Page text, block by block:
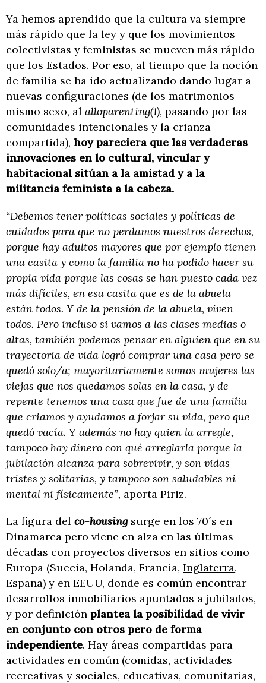
Ya hemos aprendido que la cultura va siempre
más rápido que la ley y que los movimientos
colectivistas y feministas se mueven más rápido
que los Estados. Por eso, al tiempo que la noción
de familia se ha ido actualizando dando lugar a
nuevas configuraciones (de los matrimonios
mismo sexo, al alloparenting(1), pasando por las
comunidades intencionales y la crianza
compartida), hoy pareciera que las verdaderas
innovaciones en lo cultural, vincular y
habitacional sitúan a la amistad y a la
militancia feminista a la cabeza.
“Debemos tener políticas sociales y políticas de
cuidados para que no perdamos nuestros derechos,
porque hay adultos mayores que por ejemplo tienen
una casita y como la familia no ha podido hacer su
propia vida porque las cosas se han puesto cada vez
más difíciles, en esa casita que es de la abuela
están todos. Y de la pensión de la abuela, viven
todos. Pero incluso si vamos a las clases medias o
altas, también podemos pensar en alguien que en su
trayectoria de vida logró comprar una casa pero se
quedó solo/a; mayoritariamente somos mujeres las
viejas que nos quedamos solas en la casa, y de
repente tenemos una casa que fue de una familia
que criamos y ayudamos a forjar su vida, pero que
quedó vacía. Y además no hay quien la arregle,
tampoco hay dinero con qué arreglarla porque la
jubilación alcanza para sobrevivir, y son vidas
tristes y solitarias, y tampoco son saludables ni
mental ni físicamente”, aporta Piriz.
La figura del co-housing surge en los 70´s en
Dinamarca pero viene en alza en las últimas
décadas con proyectos diversos en sitios como
Europa (Suecia, Holanda, Francia, Inglaterra,
España) y en EEUU, donde es común encontrar
desarrollos inmobiliarios apuntados a jubilados,
y por definición plantea la posibilidad de vivir
en conjunto con otros pero de forma
independiente. Hay áreas compartidas para
actividades en común (comidas, actividades
recreativas y sociales, educativas, comunitarias,